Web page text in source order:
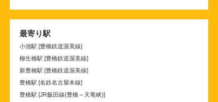
最寄り駅
小池駅 [豊橋鉄道渥美線]
柳生橋駅 [豊橋鉄道渥美線]
新豊橋駅 [豊橋鉄道渥美線]
豊橋駅 [名鉄名古屋本線]
豊橋駅 [JR飯田線(豊橋～天竜峡)]